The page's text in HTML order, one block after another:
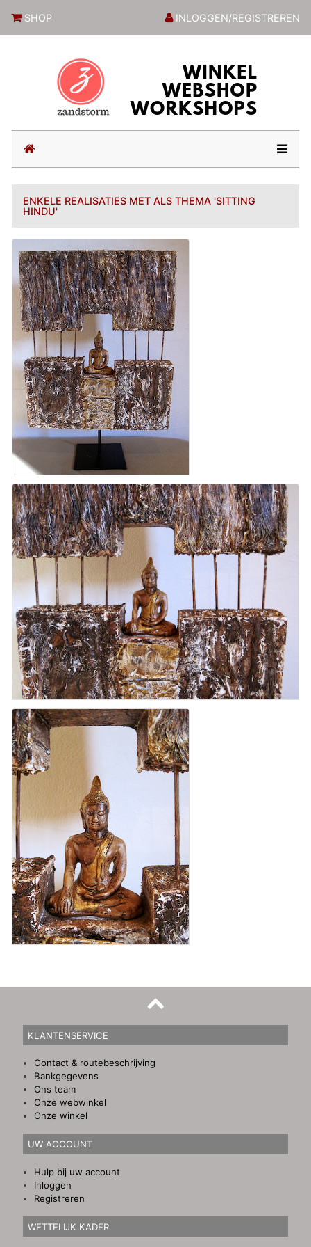
SHOP INLOGGEN/REGISTREREN
(current)
ENKELE REALISATIES MET ALS THEMA 'SITTING
HINDU'
KLANTENSERVICE
Contact & routebeschrijving
Bankgegevens
Ons team
Onze webwinkel
Onze winkel
UW ACCOUNT
Hulp bij uw account
Inloggen
Registreren
WETTELIJK KADER